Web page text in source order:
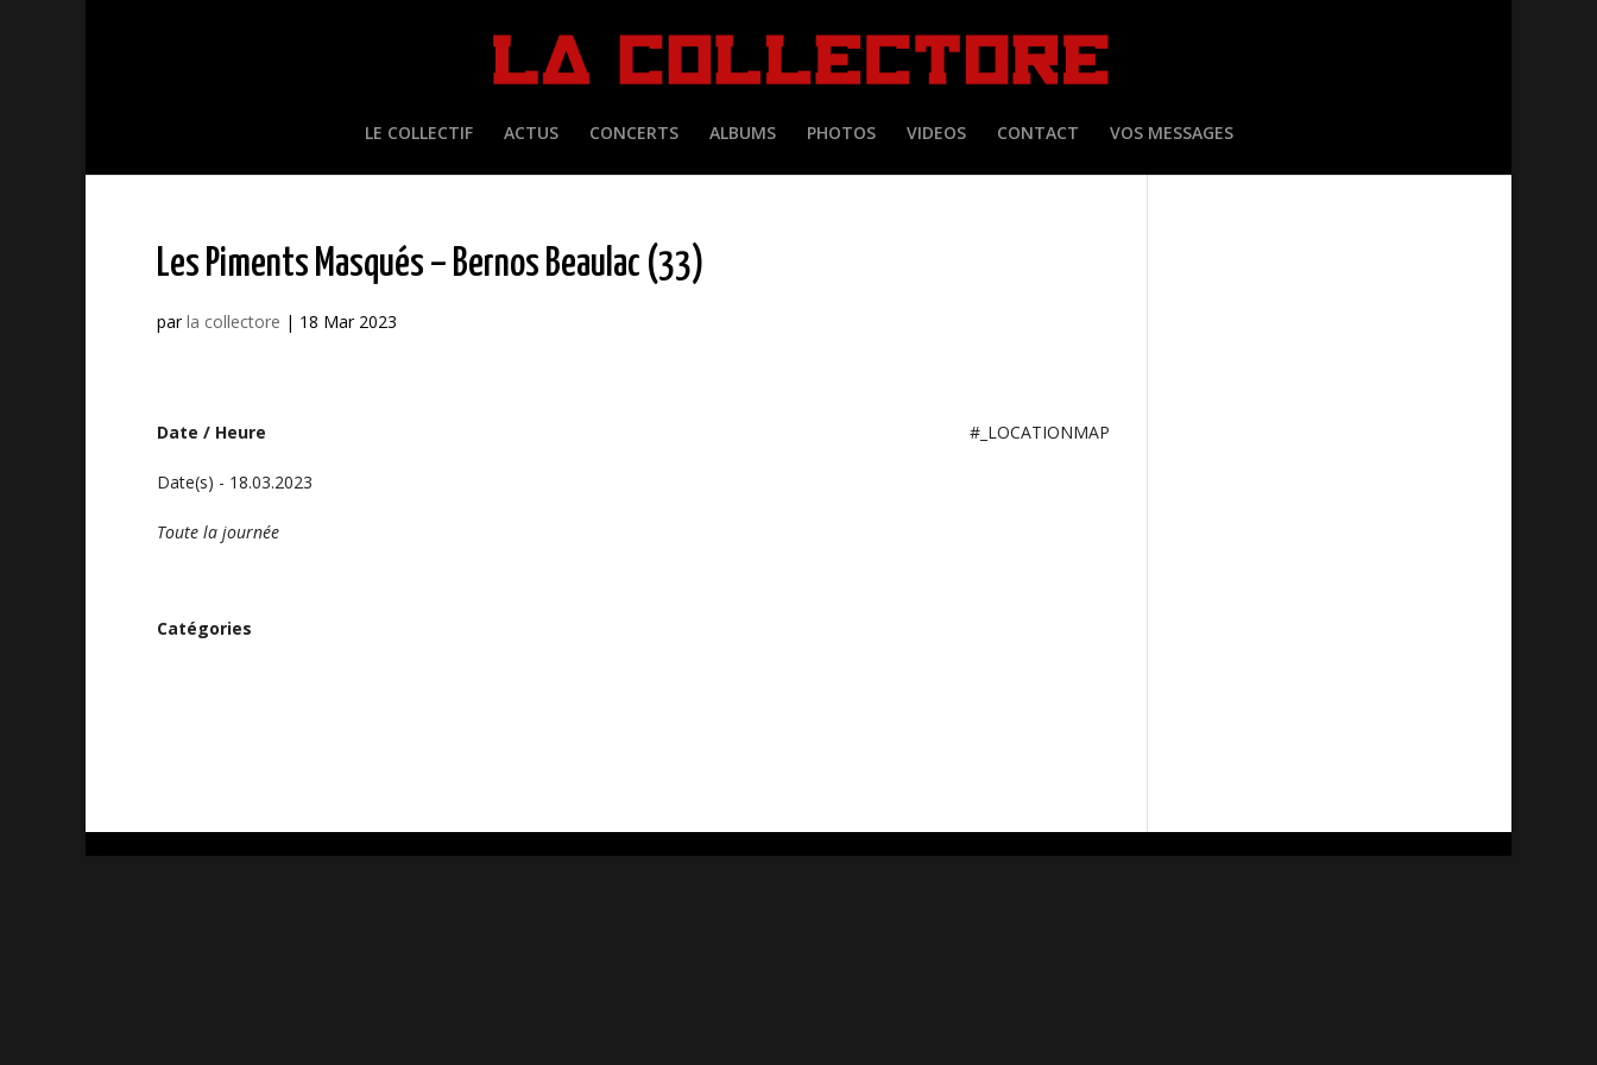
LE COLLECTIF ACTUS CONCERTS ALBUMS PHOTOS VIDEOS CONTACT VOS MESSAGES
Les Piments Masqués – Bernos Beaulac (33)
parla collectore | 18 Mar 2023
#_LOCATIONMAP
Date / Heure
Date(s) - 18.03.2023
Toute la journée
Catégories